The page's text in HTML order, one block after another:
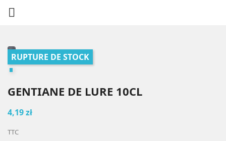

RUPTURE DE STOCK
GENTIANE DE LURE 10CL
4,19 zł
TTC